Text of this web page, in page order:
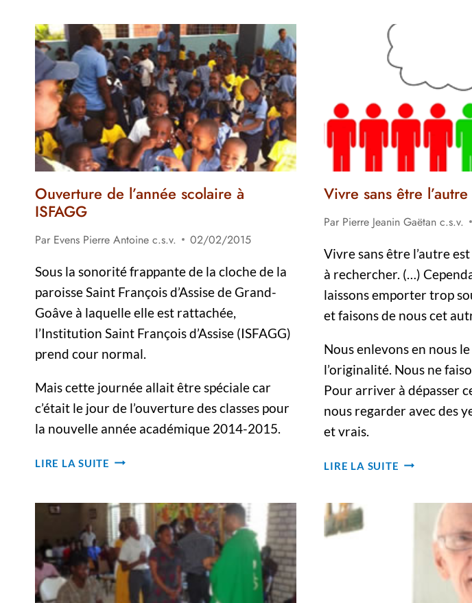
Ouverture de l’année scolaire à
ISFAGG
Par Evens Pierre Antoine c.s.v.
02/02/2015
Sous la sonorité frappante de la cloche de la
paroisse Saint François d’Assise de Grand-
Goâve à laquelle elle est rattachée,
l’Institution Saint François d’Assise (ISFAGG)
prend cour normal.
Mais cette journée allait être spéciale car
c’était le jour de l’ouverture des classes pour
la nouvelle année académique 2014-2015.
LIRE LA SUITE OUVERTURE
SCOLAIRE
À
ISFAGG
Vivre sans être l’autre
Par Pierre Jeanin Gaëtan c.s.v.
Vivre sans être l’autre
à rechercher. (…)
laissons emporter trop
et faisons de nous cet
Nous enlevons en nous le
l’originalité. Nous ne
Pour arriver à dépasser
nous regarder avec des
et vrais.
LIRE LA SUITE VIVRE
L’AUTRE